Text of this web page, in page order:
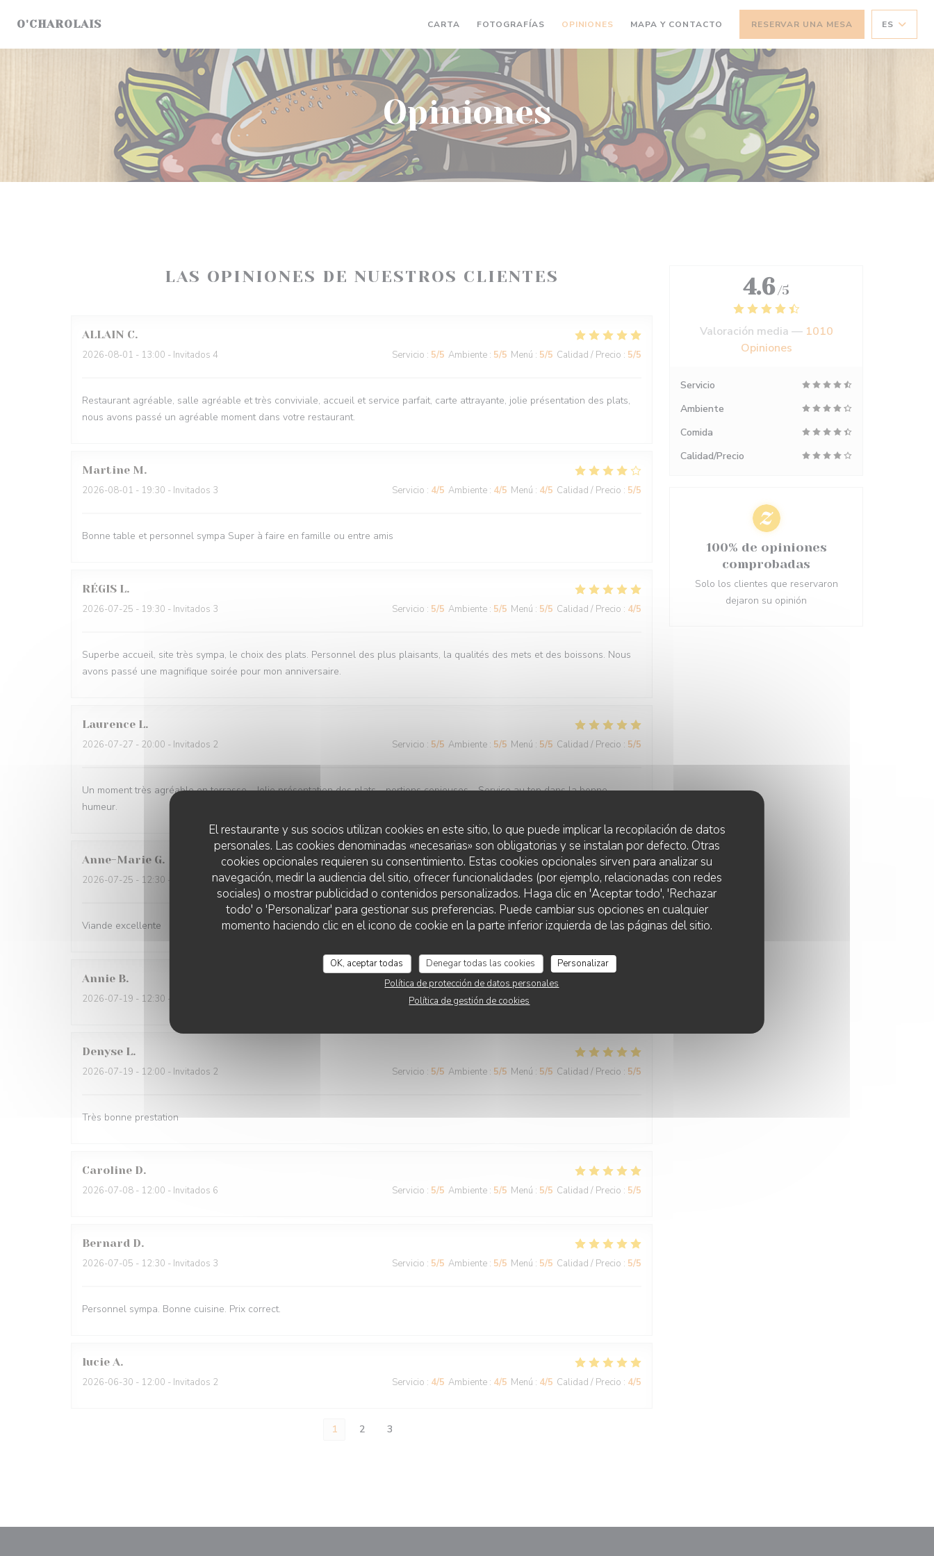
El restaurante y sus socios utilizan cookies en este sitio, lo que puede implicar la recopilación de datos
personales. Las cookies denominadas «necesarias» son obligatorias y se instalan por defecto. Otras
cookies opcionales requieren su consentimiento. Estas cookies opcionales sirven para analizar su
navegación, medir la audiencia del sitio, ofrecer funcionalidades (por ejemplo, relacionadas con redes
sociales) o mostrar publicidad o contenidos personalizados. Haga clic en 'Aceptar todo', 'Rechazar
todo' o 'Personalizar' para gestionar sus preferencias. Puede cambiar sus opciones en cualquier
momento haciendo clic en el icono de cookie en la parte inferior izquierda de las páginas del sitio.
OK, aceptar todas Denegar todas las cookies
Personalizar
Política de protección de datos personales
Política de gestión de cookies
O'CHAROLAIS CARTA FOTOGRAFÍAS OPINIONES MAPA Y CONTACTO RESERVAR UNA MESA ES
Opiniones
LAS OPINIONES DE NUESTROS CLIENTES
ALLAIN C
2026-08-01 - 13:00 - Invitados 4 Servicio : 5/5 Ambiente : 5/5 Menú : 5/5 Calidad / Precio : 5/5
Restaurant agréable, salle agréable et très conviviale, accueil et service parfait, carte attrayante, jolie présentation des plats,
nous avons passé un agréable moment dans votre restaurant.
Martine M
2026-08-01 - 19:30 - Invitados 3 Servicio : 4/5 Ambiente : 4/5 Menú : 4/5 Calidad / Precio : 5/5
Bonne table et personnel sympa Super à faire en famille ou entre amis
RÉGIS L
2026-07-25 - 19:30 - Invitados 3 Servicio : 5/5 Ambiente : 5/5 Menú : 5/5 Calidad / Precio : 4/5
Superbe accueil, site très sympa, le choix des plats. Personnel des plus plaisants, la qualités des mets et des boissons. Nous
avons passé une magnifique soirée pour mon anniversaire.
Laurence L
2026-07-27 - 20:00 - Invitados 2 Servicio : 5/5 Ambiente : 5/5 Menú : 5/5 Calidad / Precio : 5/5
Un moment très agréable en terrasse - Jolie présentation des plats - portions copieuses - Service au top dans la bonne
humeur.
Anne-Marie G
2026-07-25 - 12:30 - Invitados 3 Servicio:4/5 Ambiente:4/5 Menú 4/5 Calidad / Precio:4/5
Viande excellente
Annie B
2026-07-19 - 12:30 - Invitados 4 Servicio:5/5 Ambiente: 5 /5 Menú
Denyse L
2026-07-19 - 12:00 - Invitados 2 Servicio : 5/5 Ambiente : 5/5 Menú : 5/5 Calidad / Precio : 5/5
Très bonne prestation
Caroline D
2026-07-08 - 12:00 - Invitados 6 Servicio : 5/5 Ambiente : 5/5 Menú : 5/5 Calidad / Precio : 5/5
Bernard D
2026-07-05 - 12:30 - Invitados 3 Servicio : 5/5 Ambiente : 5/5 Menú : 5/5 Calidad / Precio : 5/5
Personnel sympa. Bonne cuisine. Prix correct.
lucie A
2026-06-30 - 12:00 - Invitados 2 Servicio : 4/5 Ambiente : 4/5 Menú : 4/5 Calidad / Precio : 4/5
1 2 3
4.6 /5
Valoración media — 1010
Opiniones
Servicio
Ambiente
Comida
Calidad/Precio
100% de opiniones
comprobadas
Solo los clientes que reservaron
dejaron su opinión
O'CHAROLAIS